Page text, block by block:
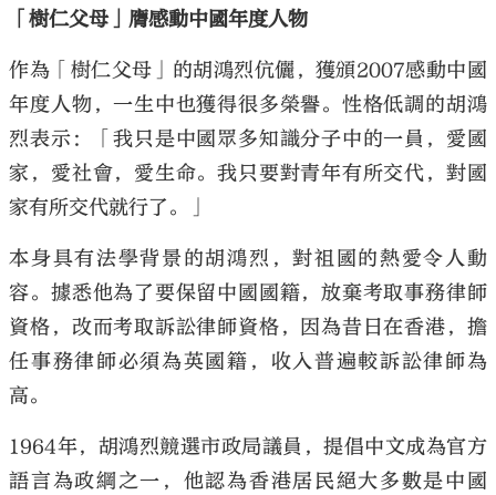
「樹仁父母」膺感動中國年度人物
作為「樹仁父母」的胡鴻烈伉儷，獲頒2007感動中國
年度人物，一生中也獲得很多榮譽。性格低調的胡鴻
烈表示：「我只是中國眾多知識分子中的一員，愛國
家，愛社會，愛生命。我只要對青年有所交代，對國
家有所交代就行了。」
本身具有法學背景的胡鴻烈，對祖國的熱愛令人動
容。據悉他為了要保留中國國籍，放棄考取事務律師
資格，改而考取訴訟律師資格，因為昔日在香港，擔
任事務律師必須為英國籍，收入普遍較訴訟律師為
高。
1964年，胡鴻烈競選市政局議員，提倡中文成為官方
語言為政綱之一，他認為香港居民絕大多數是中國